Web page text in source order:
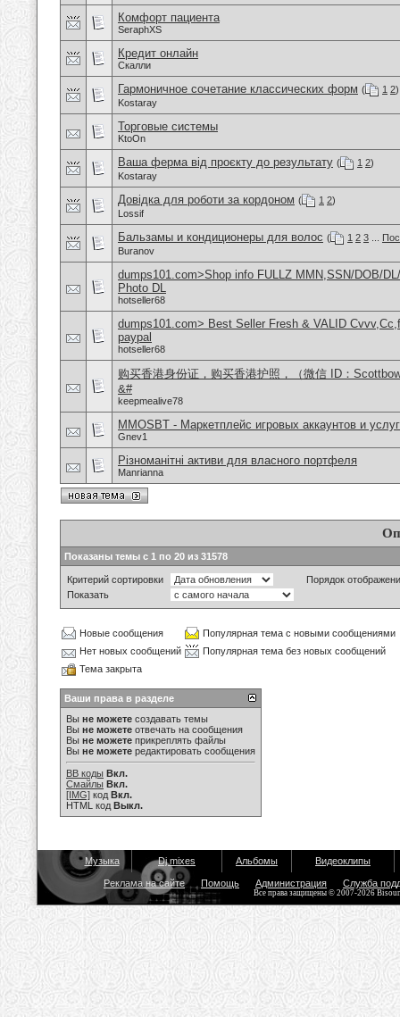
Комфорт пациента
SeraphXS
Кредит онлайн
Скалли
Гармоничное сочетание классических форм ( 1 2)
Kostaray
Торговые системы
KtoOn
Ваша ферма від проєкту до результату ( 1 2)
Kostaray
Довідка для роботи за кордоном ( 1 2)
Lossif
Бальзамы и кондиционеры для волос ( 1 2 3
Buranov
dumps101.com>Shop info FULLZ MMN,SSN/DOB/
Photo DL
hotseller68
dumps101.com> Best Seller Fresh & VALID
paypal
hotseller68
购买香港身份证，购买香港护照，（微信 ID：
&#
keepmealive78
MMOSBT - Маркетплейс игровых аккаунтов и услуг
Gnev1
Різноманітні активи для власного портфеля
Manrianna
Показаны темы с 1 по 20 из 31578
Критерий сортировки
Порядок
Показать
Новые сообщения
Популярная тема с новыми сообщениями
Нет новых сообщений
Популярная тема без новых сообщений
Тема закрыта
Ваши права в разделе
Вы не можете создавать темы
Вы не можете отвечать на сообщения
Вы не можете прикреплять файлы
Вы не можете редактировать сообщения
BB коды Вкл.
Смайлы Вкл.
[IMG] код Вкл.
HTML код Выкл.
Музыка Dj mixes Альбомы Видеоклипы
Реклама на сайте Помощь Администрация Служба
Все права защищены © 2007-2026